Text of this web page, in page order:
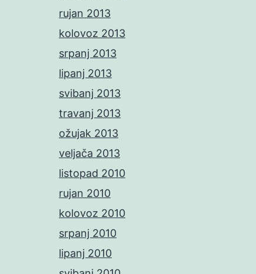
rujan 2013
kolovoz 2013
srpanj 2013
lipanj 2013
svibanj 2013
travanj 2013
ožujak 2013
veljača 2013
listopad 2010
rujan 2010
kolovoz 2010
srpanj 2010
lipanj 2010